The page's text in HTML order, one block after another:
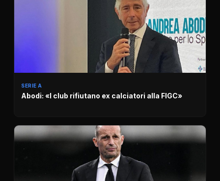
SERIE A
Abodi: «I club rifiutano ex calciatori alla FIGC»